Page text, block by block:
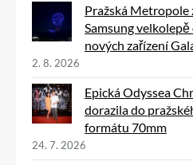
Pražská Metropole
Samsung
nových zařízení
2. 8. 2026
Epická Odyssea
dorazila do
formátu 70mm
24. 7. 2026